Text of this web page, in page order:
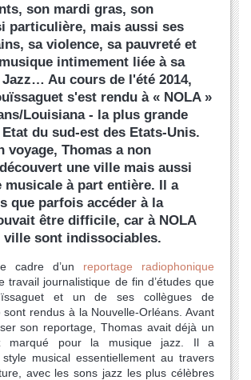
son mardi gras, son
particulière, mais aussi ses
sa violence, sa pauvreté et
intimement liée à sa
Au cours de l'été 2014,
s'est rendu à « NOLA »
Louisiana - la plus grande
du sud-est des Etats-Unis.
voyage, Thomas a non
une ville mais aussi
musicale à part entière. Il a
que parfois accéder à la
être difficile, car à NOLA
ville sont indissociables.
cadre d’un reportage radiophonique
travail journalistique de fin d’études que
et un de ses collègues de
sont rendus à la Nouvelle-Orléans. Avant
son reportage, Thomas avait déjà un
marqué pour la musique jazz. Il a
musical essentiellement au travers
avec les sons jazz les plus célèbres